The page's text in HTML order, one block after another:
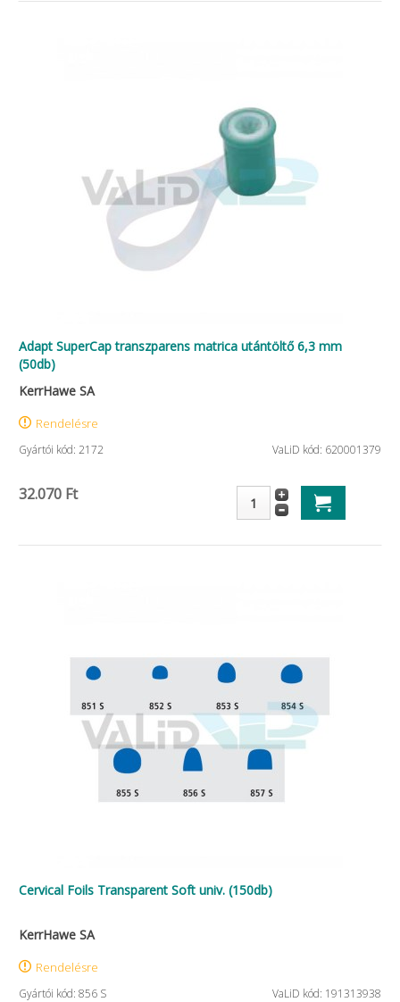
Adapt SuperCap transzparens matrica utántöltő 6,3 mm
(50db)
KerrHawe SA
Rendelésre
Gyártói kód: 2172 VaLiD kód: 620001379
32.070 Ft
Cervical Foils Transparent Soft univ. (150db)
KerrHawe SA
Rendelésre
Gyártói kód: 856 S VaLiD kód: 191313938